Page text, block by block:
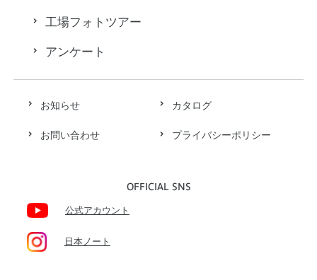
お知らせ カタログ
お問い合わせ プライバシーポリシー
OFFICIAL SNS
公式アカウント
日本ノート
工場フォトツアー
アンケート